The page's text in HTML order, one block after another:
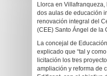
Llorca en
dos aulas de educación
renovación integral del
(CEE) Santo Ángel de la
La concejal de
explicado que “tal y
licitación los tres
ampliación y reforma de